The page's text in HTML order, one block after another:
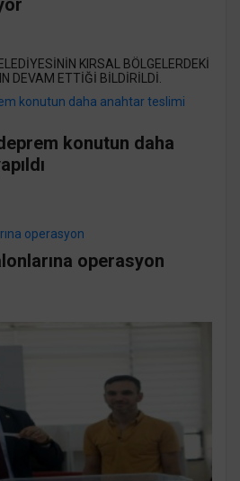
KIRSAL BÖLGELERDEKİ
DEVAM ETTİĞİ BİLDİRİLDİ.
konutun daha
operasyon